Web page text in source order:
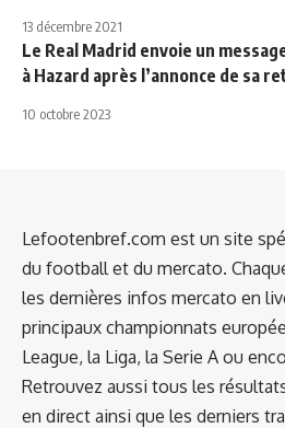
13 décembre 2021
Le Real Madrid envoie un
à Hazard après l’annonce de sa
10 octobre 2023
Lefootenbref.com est un site
du football et du mercato.
les dernières infos mercato en
principaux championnats
League, la Liga, la Serie A ou
Retrouvez aussi tous les
en direct ainsi que les derniers